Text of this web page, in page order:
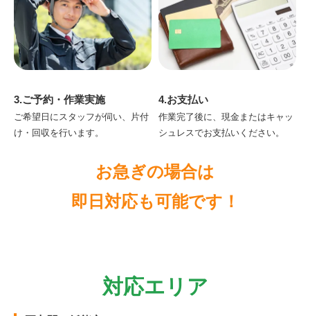
3.ご予約・作業実施
ご希望日にスタッフが伺い、片付
け・回収を行います。
4.お支払い
作業完了後に、現金またはキャッ
シュレスでお支払いください。
お急ぎの場合は
即日対応も可能です！
対応エリア